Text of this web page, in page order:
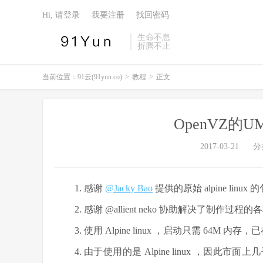
生命不息
折腾不止
Hi, 请登录 我要注册 找回密码
当前位置： 91云(91yun.co) > 教程 > 正文
OpenVZ的
2017-03-21 分
感谢 @Jacky Bao 提供的原始 alpine linux
感谢 @allient neko 协助解决了制作过程的
使用 Alpine linux ，启动只需 64M 内存，
由于使用的是 Alpine linux ，因此市面上